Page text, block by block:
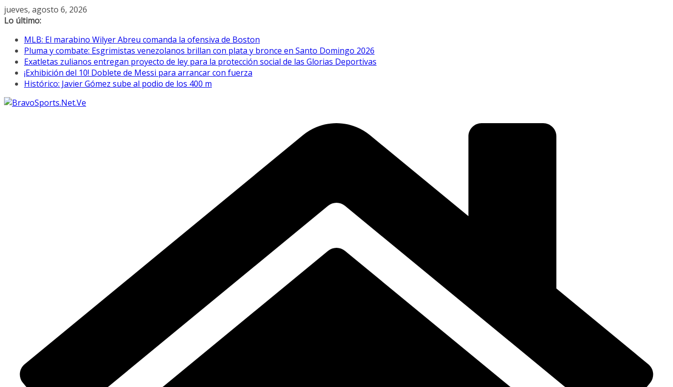
Saltar
al
jueves, agosto 6, 2026
Lo último:
MLB: El marabino Wilyer Abreu comanda la ofensiva de Boston
Pluma y combate: Esgrimistas venezolanos brillan con plata y bronce en Santo Domingo 2026
Exatletas zulianos entregan proyecto de ley para la protección social de las Glorias Deportivas
¡Exhibición del 10! Doblete de Messi para arrancar con fuerza
Histórico: Javier Gómez sube al podio de los 400 m